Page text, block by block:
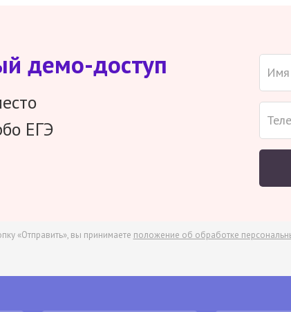
демо-доступ
ЕГЭ
«Отправить», вы принимаете положение об обработке